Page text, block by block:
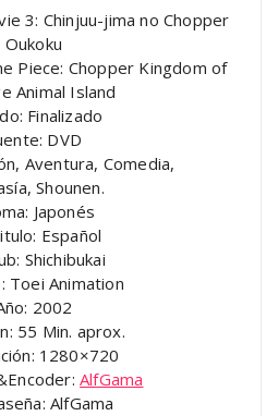
3: Chinjuu-jima no Chopper
Oukoku
Piece: Chopper Kingdom of
Animal Island
Finalizado
DVD
Aventura, Comedia,
Shounen.
Japonés
Español
Shichibukai
Toei Animation
2002
55 Min. aprox.
1280×720
AlfGama
AlfGama